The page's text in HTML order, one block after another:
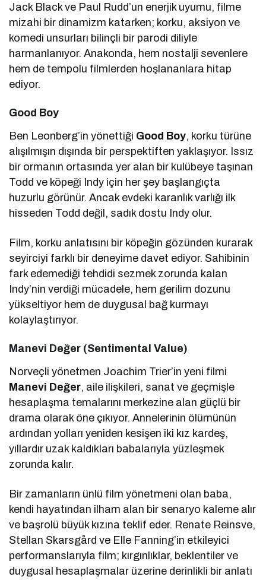
Jack Black ve Paul Rudd’un enerjik uyumu, filme
mizahi bir dinamizm katarken; korku, aksiyon ve
komedi unsurları bilinçli bir parodi diliyle
harmanlanıyor. Anakonda, hem nostalji sevenlere
hem de tempolu filmlerden hoşlananlara hitap
ediyor.
Good Boy
Ben Leonberg’in yönettiği Good Boy, korku türüne
alışılmışın dışında bir perspektiften yaklaşıyor. Issız
bir ormanın ortasında yer alan bir kulübeye taşınan
Todd ve köpeği Indy için her şey başlangıçta
huzurlu görünür. Ancak evdeki karanlık varlığı ilk
hisseden Todd değil, sadık dostu Indy olur.
Film, korku anlatısını bir köpeğin gözünden kurarak
seyirciyi farklı bir deneyime davet ediyor. Sahibinin
fark edemediği tehdidi sezmek zorunda kalan
Indy’nin verdiği mücadele, hem gerilim dozunu
yükseltiyor hem de duygusal bağ kurmayı
kolaylaştırıyor.
Manevi Değer (Sentimental Value)
Norveçli yönetmen Joachim Trier’in yeni filmi
Manevi Değer, aile ilişkileri, sanat ve geçmişle
hesaplaşma temalarını merkezine alan güçlü bir
drama olarak öne çıkıyor. Annelerinin ölümünün
ardından yolları yeniden kesişen iki kız kardeş,
yıllardır uzak kaldıkları babalarıyla yüzleşmek
zorunda kalır.
Bir zamanların ünlü film yönetmeni olan baba,
kendi hayatından ilham alan bir senaryo kaleme alır
ve başrolü büyük kızına teklif eder. Renate Reinsve,
Stellan Skarsgård ve Elle Fanning’in etkileyici
performanslarıyla film; kırgınlıklar, beklentiler ve
duygusal hesaplaşmalar üzerine derinlikli bir anlatı